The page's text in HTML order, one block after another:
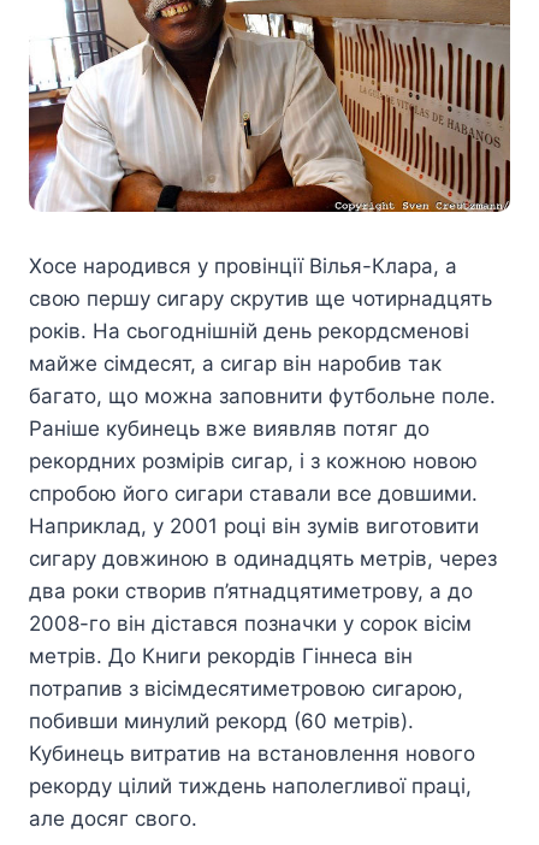
Хосе народився у провінції Вілья-Клара, а
свою першу сигару скрутив ще чотирнадцять
років. На сьогоднішній день рекордсменові
майже сімдесят, а сигар він наробив так
багато, що можна заповнити футбольне поле.
Раніше кубинець вже виявляв потяг до
рекордних розмірів сигар, і з кожною новою
спробою його сигари ставали все довшими.
Наприклад, у 2001 році він зумів виготовити
сигару довжиною в одинадцять метрів, через
два роки створив п’ятнадцятиметрову, а до
2008-го він дістався позначки у сорок вісім
метрів. До Книги рекордів Гіннеса він
потрапив з вісімдесятиметровою сигарою,
побивши минулий рекорд (60 метрів).
Кубинець витратив на встановлення нового
рекорду цілий тиждень наполегливої ​​праці,
але досяг свого.